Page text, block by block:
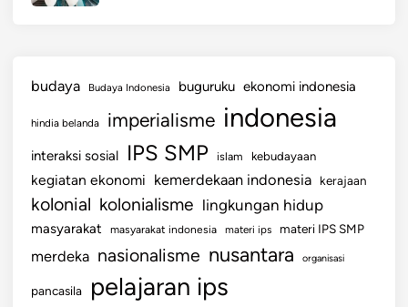
budaya Budaya Indonesia buguruku ekonomi indonesia
hindia belanda imperialisme indonesia
interaksi sosial IPS SMP islam kebudayaan
kegiatan ekonomi kemerdekaan indonesia kerajaan
kolonial kolonialisme lingkungan hidup
masyarakat masyarakat indonesia materi ips materi IPS SMP
merdeka nasionalisme nusantara organisasi
pancasila pelajaran ips